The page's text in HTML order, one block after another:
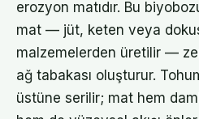
erozyon matıdır. Bu
mat — jüt, keten veya
malzemelerden üretilir —
ağ tabakası oluşturur.
üstüne serilir; mat hem